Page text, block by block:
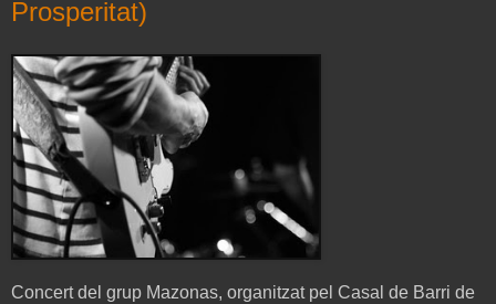
Prosperitat)
Concert del grup Mazonas, organitzat pel Casal de Barri de